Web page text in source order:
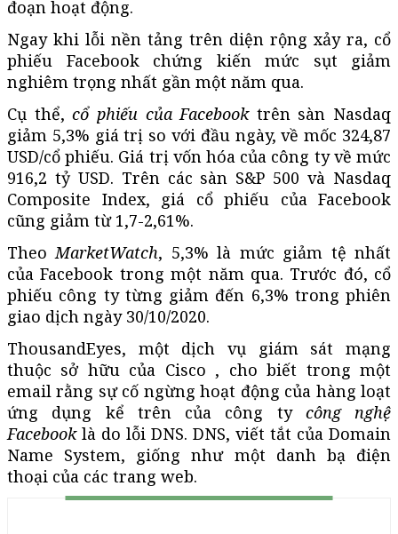
đoạn hoạt động.
Ngay khi lỗi nền tảng trên diện rộng xảy ra, cổ
phiếu Facebook chứng kiến mức sụt giảm
nghiêm trọng nhất gần một năm qua.
Cụ thể,cổ phiếu của Facebooktrên sàn Nasdaq
giảm 5,3% giá trị so với đầu ngày, về mốc 324,87
USD/cổ phiếu. Giá trị vốn hóa của công ty về mức
916,2 tỷ USD. Trên các sàn S&P 500 và Nasdaq
Composite Index, giá cổ phiếu của Facebook
cũng giảm từ 1,7-2,61%.
TheoMarketWatch, 5,3% là mức giảm tệ nhất
của Facebook trong một năm qua. Trước đó, cổ
phiếu công ty từng giảm đến 6,3% trong phiên
giao dịch ngày 30/10/2020.
ThousandEyes, một dịch vụ giám sát mạng
thuộc sở hữu của Cisco , cho biết trong một
email rằng sự cố ngừng hoạt động của hàng loạt
ứng dụng kể trên của công ty công nghệ
Facebooklà do lỗi DNS. DNS, viết tắt của Domain
Name System, giống như một danh bạ điện
thoại của các trang web.